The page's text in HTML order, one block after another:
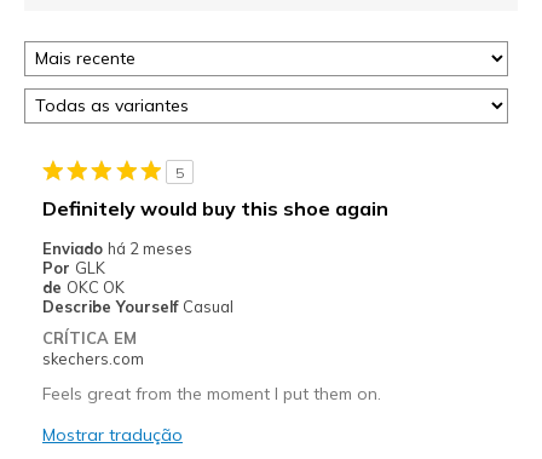
5
Definitely would buy this shoe again
Enviado há 2 meses
Por GLK
de OKC OK
Describe Yourself Casual
CRÍTICA EM
skechers.com
Feels great from the moment I put them on.
Mostrar tradução